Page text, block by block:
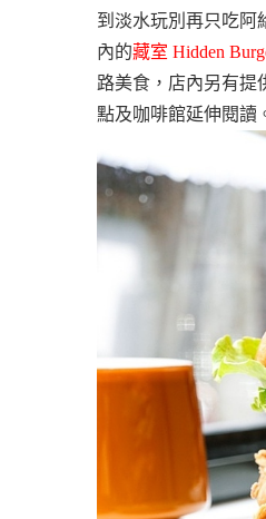
到淡水玩別再只吃阿
內的藏室 Hidden
路美食，店內另有提
點及咖啡館延伸閱讀